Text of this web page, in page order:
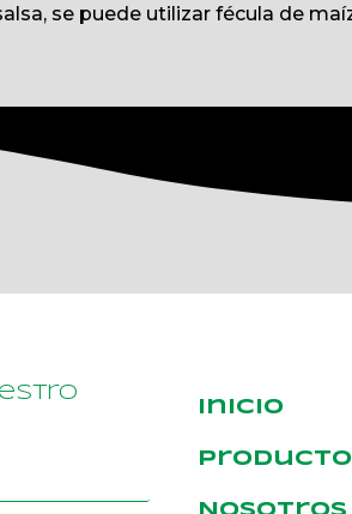
se puede utilizar fécula de
Inicio